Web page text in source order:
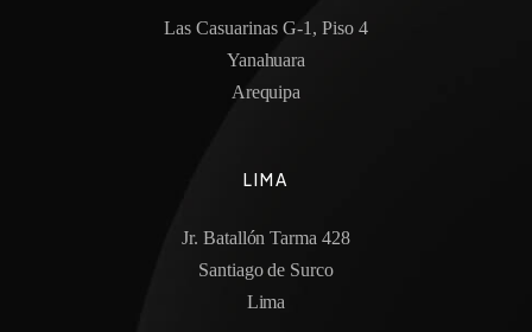
Las Casuarinas G-1, Piso 4
Yanahuara
Arequipa
LIMA
Jr. Batallón Tarma 428
Santiago de Surco
Lima